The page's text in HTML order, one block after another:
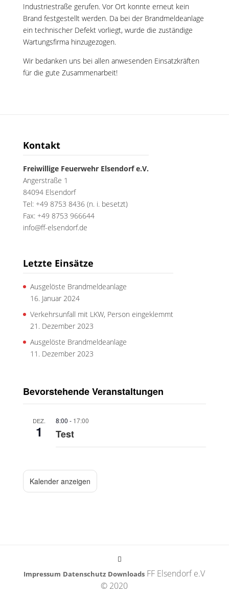
Industriestraße gerufen. Vor Ort konnte erneut kein
Brand festgestellt werden. Da bei der Brandmeldeanlage
ein technischer Defekt vorliegt, wurde die zuständige
Wartungsfirma hinzugezogen.
Wir bedanken uns bei allen anwesenden Einsatzkräften
für die gute Zusammenarbeit!
Kontakt
Freiwillige Feuerwehr Elsendorf e.V.
Angerstraße 1
84094 Elsendorf
Tel: +49 8753 8436 (n. i. besetzt)
Fax: +49 8753 966644
info@ff-elsendorf.de
Letzte Einsätze
Ausgelöste Brandmeldeanlage
16. Januar 2024
Verkehrsunfall mit LKW, Person eingeklemmt
21. Dezember 2023
Ausgelöste Brandmeldeanlage
11. Dezember 2023
Bevorstehende Veranstaltungen
DEZ.
1
8:00 - 17:00
Test
Kalender anzeigen
Impressum Datenschutz Downloads FF Elsendorf e.V
© 2020